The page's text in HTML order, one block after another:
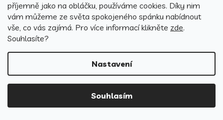
příjemně jako na obláčku, používáme cookies. Díky nim
vám můžeme ze světa spokojeného spánku nabídnout
vše, co vás zajímá. Pro více informací klikněte zde.
Souhlasíte?
Nastavení
Souhlasím
1 299
Kč
–26 %
Luxusní bavlněné saténové povlečení 140x200 + 70x90
cm - Prestige "Písečná elegance"